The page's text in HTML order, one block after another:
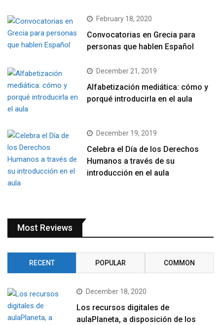
February 18, 2020
Convocatorias en Grecia para
personas que hablen Español
December 21, 2019
Alfabetización mediática: cómo y
porqué introducirla en el aula
December 19, 2019
Celebra el Día de los Derechos
Humanos a través de su
introducción en el aula
Most Reviews
RECENT POPULAR COMMON
December 18, 2020
Los recursos digitales de
aulaPlaneta, a disposición de los